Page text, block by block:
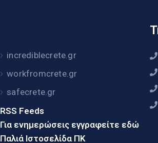
incrediblecrete.gr
workfromcrete.gr
safecrete.gr
RSS Feeds
Για ενημερώσεις εγγραφείτε εδώ
Παλιά Ιστοσελίδα ΠΚ